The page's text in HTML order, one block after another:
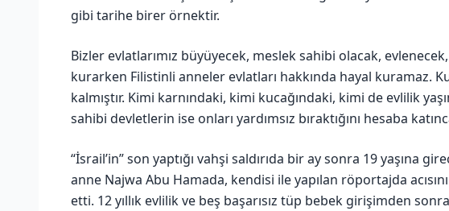
gibi tarihe birer örnektir.
Bizler evlatlarımız büyüyecek, meslek sahibi olacak,
kurarken Filistinli anneler evlatları hakkında hayal kuramaz.
kalmıştır. Kimi karnındaki, kimi kucağındaki, kimi de evlilik
sahibi devletlerin ise onları yardımsız bıraktığını hesaba
“İsrail’in” son yaptığı vahşi saldırıda bir ay sonra 19 yaşına
anne Najwa Abu Hamada, kendisi ile yapılan röportajda
etti. 12 yıllık evlilik ve beş başarısız tüp bebek girişimden